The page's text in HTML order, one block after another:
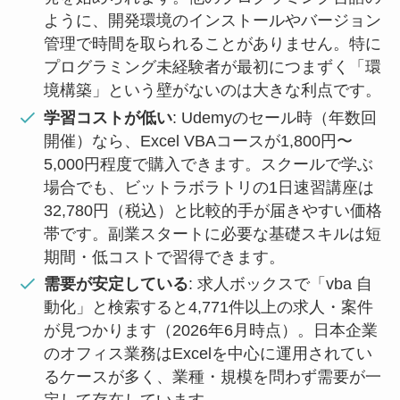
ように、開発環境のインストールやバージョン
管理で時間を取られることがありません。特に
プログラミング未経験者が最初につまずく「環
境構築」という壁がないのは大きな利点です。
学習コストが低い: Udemyのセール時（年数回
開催）なら、Excel VBAコースが1,800円〜
5,000円程度で購入できます。スクールで学ぶ
場合でも、ビットラボラトリの1日速習講座は
32,780円（税込）と比較的手が届きやすい価格
帯です。副業スタートに必要な基礎スキルは短
期間・低コストで習得できます。
需要が安定している: 求人ボックスで「vba 自
動化」と検索すると4,771件以上の求人・案件
が見つかります（2026年6月時点）。日本企業
のオフィス業務はExcelを中心に運用されてい
るケースが多く、業種・規模を問わず需要が一